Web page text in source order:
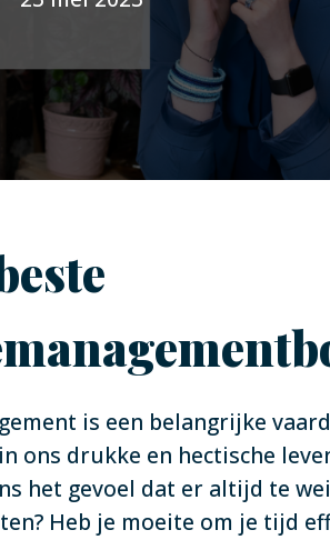
is een belangrijke
ons drukke en hectische
het gevoel dat er altijd te
Heb je moeite om je tijd